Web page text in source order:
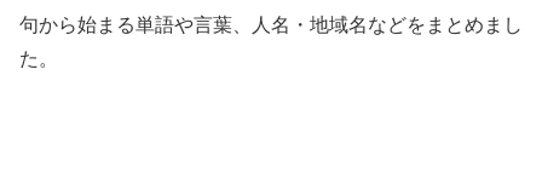
句から始まる単語や言葉、人名・地域名などをまとめまし
た。